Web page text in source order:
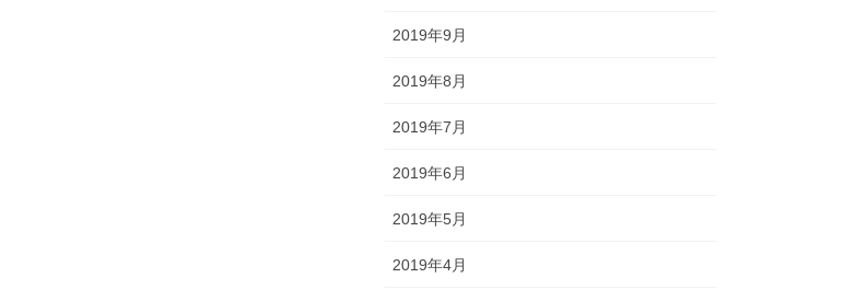
2019年9月
2019年8月
2019年7月
2019年6月
2019年5月
2019年4月